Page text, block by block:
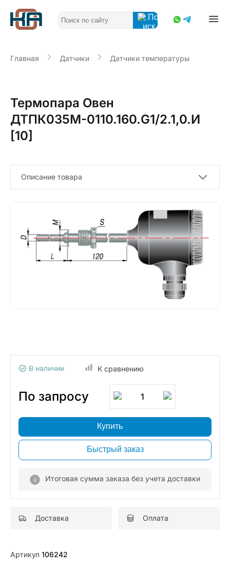
Главная Датчики Датчики температуры
Термопара Овен
ДТПК035М-0110.160.G1/2.1,0.И
[10]
Описание товара
В наличии К сравнению
По запросу 1
Купить
Быстрый заказ
Итоговая сумма заказа без учета доставки
Доставка Оплата
Артикул 106242